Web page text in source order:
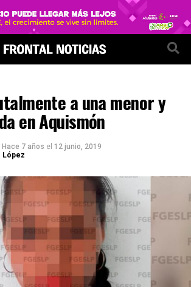
a una menor y
en Aquismón
Hace 7 años el 12 junio, 2019
López